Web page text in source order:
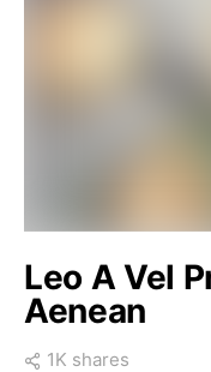
Leo A Vel
Aenean
1K shares